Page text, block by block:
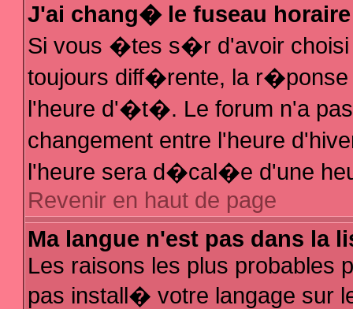
J'ai chang� le fuseau
Si vous �tes s�r d'avoir choisi
toujours diff�rente, la
l'heure d'�t�. Le forum n'a
changement entre l'heure
l'heure sera d�cal�e d'une
Revenir en haut de page
Ma langue n'est pas dans la
Les raisons les plus probables
pas install� votre langage sur